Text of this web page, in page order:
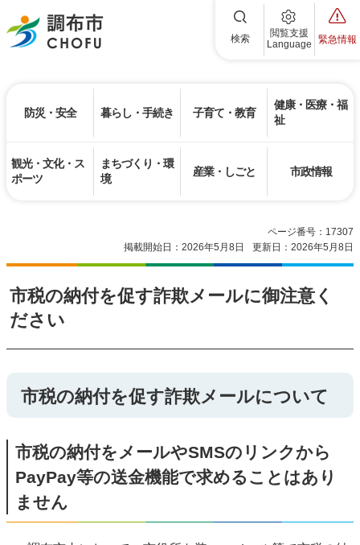
調布市 検索
閲覧支援
Language
緊急情報
防災・安全 暮らし・手続き 子育て・教育
健康・医療・福
祉
観光・文化・ス
ポーツ
まちづくり・環
境
産業・しごと 市政情報
ページ番号：17307
掲載開始日：2026年5月8日
更新日：2026年5月8日
市税の納付を促す詐欺メールに御注意く
ださい
市税の納付を促す詐欺メールについて
市税の納付をメールやSMSのリンクから
PayPay等の送金機能で求めることはあり
ません